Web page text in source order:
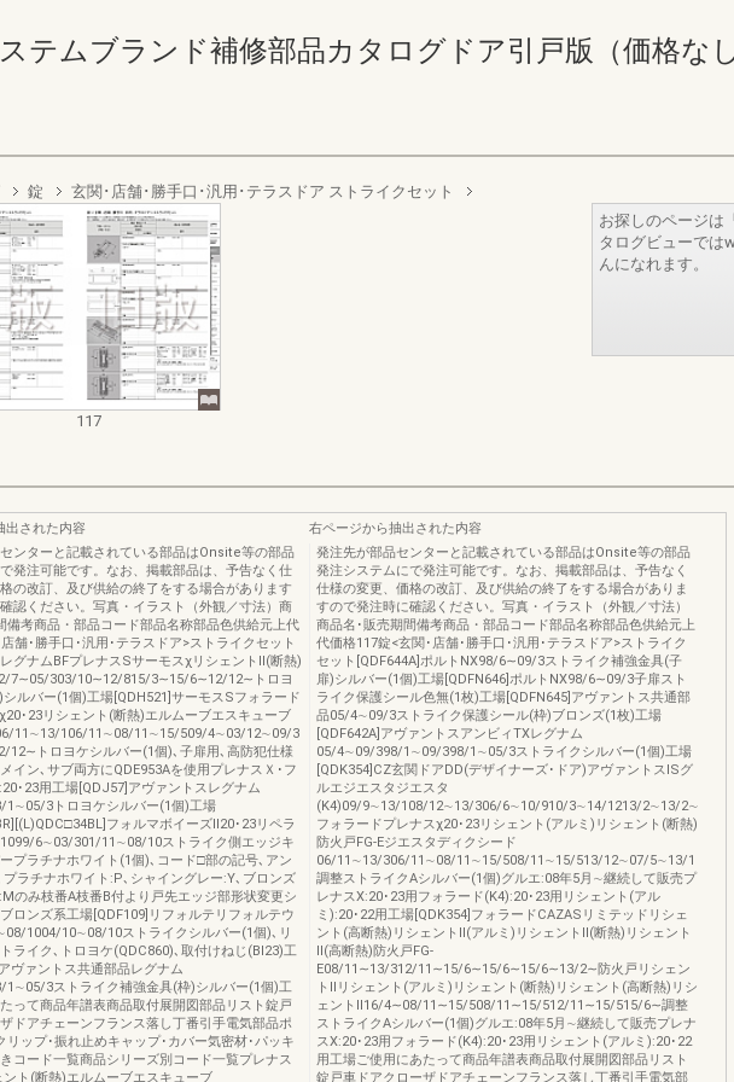
テムブランド補修部品カタログドア引戸版（価格な
錠 玄関･店舗･勝手口･汎用･テラスドア ストライクセット
117
お探しのページは
タログビューでは
んになれます。
出された内容
ンターと記載されている部品はOnsite等の部品
発注可能です。なお、掲載部品は、予告なく仕
の改訂、及び供給の終了をする場合があります
認ください。写真・イラスト（外観／寸法）商
備考商品・部品コード部品名称部品色供給元上代
舗･勝手口･汎用･テラスドア>ストライクセット
グナムBFプレナスSサーモスχリシェントⅡ(断熱)
7∼05/303/10∼12/815/3∼15/6∼12/12∼トロヨ
ルバー(1個)工場[QDH521]サーモスSフォラード
･23リシェント(断熱)エルムーブエスキューブ
11∼13/106/11∼08/11∼15/509/4∼03/12∼09/3
12∼トロヨケシルバー(1個)､子扉用､高防犯仕様
イン､サブ両方にQDE953Aを使用プレナスＸ･フ
･23用工場[QDJ57]アヴァントスレグナム
3トロヨケシルバー(1個)工場
フォルマボイーズⅡ20･23リペラ
6∼03/301/11∼08/10ストライク側エッジキ
プラチナホワイト(1個)､コード□部の記号､アン
ラチナホワイト:P､シャイングレー:Y､ブロンズ
のみ枝番A枝番B付より戸先エッジ部形状変更シ
ロンズ系工場[QDF109]リフォルテリフォルテウ
1004/10∼08/10ストライクシルバー(1個)､リ
ライク､トロヨケ(QDC860)､取付けねじ(BI23)工
ヴァントス共通部品レグナム
3ストライク補強金具(枠)シルバー(1個)工
って商品年譜表商品取付展開図部品リスト錠戸
ドアチェーンフランス落し丁番引手電気部品ポ
リップ･振れ止めキャップ･カバー気密材･パッキ
コード一覧商品シリーズ別コード一覧プレナス
ント(断熱)エルムーブエスキューブ
右ページから抽出された内容
発注先が部品センターと記載されている部品はOnsite等の部品
発注システムにで発注可能です。なお、掲載部品は、予告なく
仕様の変更、価格の改訂、及び供給の終了をする場合がありま
すので発注時に確認ください。写真・イラスト（外観／寸法）
商品名･販売期間備考商品・部品コード部品名称部品色供給元上
代価格117錠<玄関･店舗･勝手口･汎用･テラスドア>ストライク
セット[QDF644A]ポルトNX98/6∼09/3ストライク補強金具(子
扉)シルバー(1個)工場[QDFN646]ポルトNX98/6∼09/3子扉スト
ライク保護シール色無(1枚)工場[QDFN645]アヴァントス共通部
品05/4∼09/3ストライク保護シール(枠)ブロンズ(1枚)工場
[QDF642A]アヴァントスアンビィTXレグナム
05/4∼09/398/1∼09/398/1∼05/3ストライクシルバー(1個)工場
[QDK354]CZ玄関ドアDD(デザイナーズ･ドア)アヴァントスISグ
ルエジエスタジエスタ
(K4)09/9∼13/108/12∼13/306/6∼10/910/3∼14/1213/2∼13/2∼
フォラードプレナスχ20･23リシェント(アルミ)リシェント(断熱)
防火戸FG-Eジエスタディクシード
06/11∼13/306/11∼08/11∼15/508/11∼15/513/12∼07/5∼13/1
調整ストライクAシルバー(1個)グルエ:08年5月∼継続して販売プ
レナスX:20･23用フォラード(K4):20･23用リシェント(アル
ミ):20･22用工場[QDK354]フォラードCAZASリミテッドリシェ
ント(高断熱)リシェントⅡ(アルミ)リシェントⅡ(断熱)リシェント
Ⅱ(高断熱)防火戸FG-
E08/11∼13/312/11∼15/6∼15/6∼15/6∼13/2∼防火戸リシェン
トⅡリシェント(アルミ)リシェント(断熱)リシェント(高断熱)リシ
ェントⅡ16/4∼08/11∼15/508/11∼15/512/11∼15/515/6∼調整
ストライクAシルバー(1個)グルエ:08年5月∼継続して販売プレナ
スX:20･23用フォラード(K4):20･23用リシェント(アルミ):20･22
用工場ご使用にあたって商品年譜表商品取付展開図部品リスト
錠戸車ドアクローザドアチェーンフランス落し丁番引手電気部